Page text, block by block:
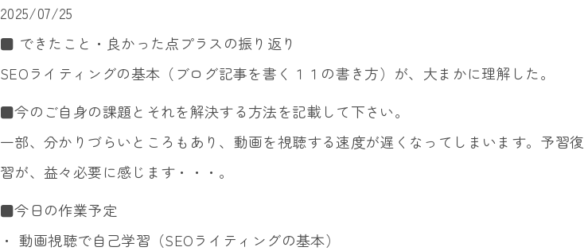
2025/07/25
■ できたこと・良かった点プラスの振り返り
SEOライティングの基本（ブログ記事を書く１１の書き方）が、大まかに理解した。
■今のご自身の課題とそれを解決する方法を記載して下さい。
一部、分かりづらいところもあり、動画を視聴する速度が遅くなってしまいます。予習復
習が、益々必要に感じます・・・。
■今日の作業予定
・ 動画視聴で自己学習（SEOライティングの基本）